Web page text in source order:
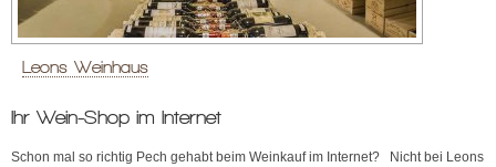
Leons Weinhaus
Ihr Wein-Shop im Internet
Schon mal so richtig Pech gehabt beim Weinkauf im Internet? Nicht bei Leons